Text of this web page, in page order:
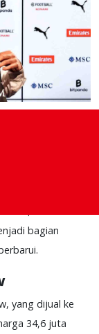
bagian
yang dijual ke
34,6 juta